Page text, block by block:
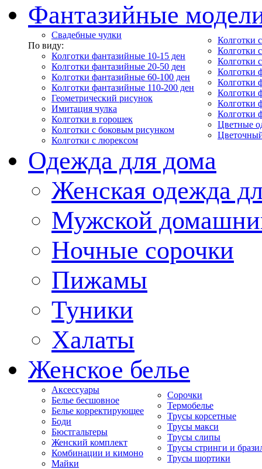
Фантазийные
Свадебные чулки
По виду:
Колготки фантазийные 10-15 ден
Колготки фантазийные 20-50 ден
Колготки фантазийные 60-100 ден
Колготки фантазийные 110-200 ден
Геометрический рисунок
Имитация чулка
Колготки в горошек
Колготки с боковым рисунком
Колготки с люрексом
Колготки
Колготки
Колготки
Колготки
Колготки
Колготки
Колготки
Колготки
Цветные
Одежда для дома
Женская одежда
Мужской
Ночные сорочки
Пижамы
Туники
Халаты
Женское белье
Аксессуары
Белье бесшовное
Белье корректирующее
Боди
Бюстгальтеры
Женский комплект
Комбинации и кимоно
Майки
Сорочки
Термобелье
Трусы корсетные
Трусы макси
Трусы слипы
Трусы стринги и
Трусы шортики